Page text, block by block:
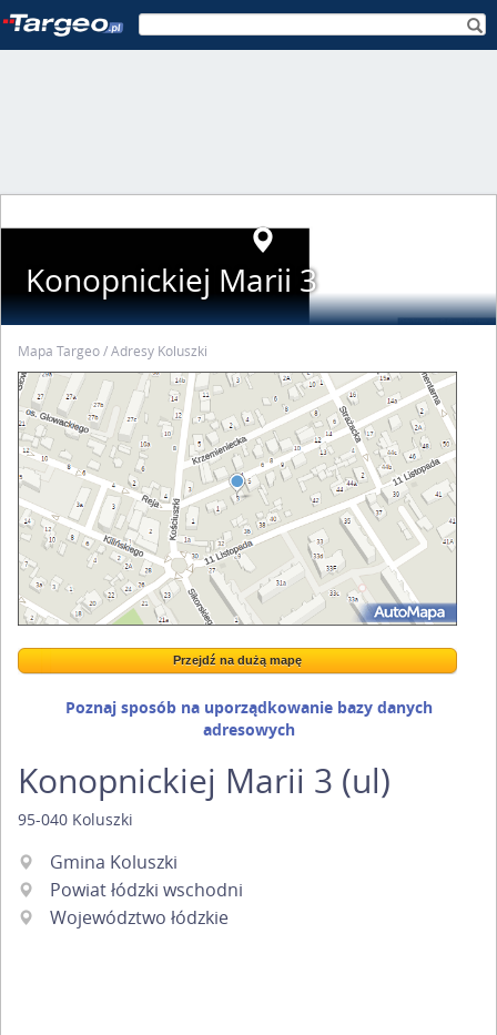
Konopnickiej Marii 3
Mapa Targeo Adresy Koluszki
Wstaw tę mapkę na swoją stronę
Przejdź na dużą mapę
Przejdź na dużą mapę
Poznaj sposób na uporządkowanie bazy danych
adresowych
Konopnickiej Marii 3 (ul)
95-040 Koluszki
Gmina Koluszki
Powiat łódzki wschodni
Województwo łódzkie